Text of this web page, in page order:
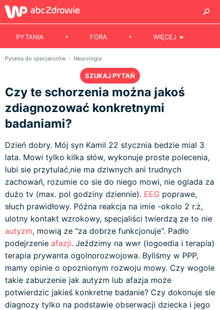
PYTANIA FORA WIĘCEJ
Pytania do specjalistów Neurologia
SZUKAJ PYTAŃ
Czy te schorzenia można jakoś
zdiagnozować konkretnymi
badaniami?
Dzień dobry. Mój syn Kamil 22 stycznia bedzie mial 3
lata. Mowi tylko kilka słów, wykonuje proste polecenia,
lubi sie przytulać,nie ma dziwnych ani trudnych
zachowań, rozumie co sie do niego mowi, nie oglada za
dużo tv (max. pol godziny dziennie). EEG poprawe,
słuch prawidłowy. Późna reakcja na imie -okolo 2 r.ż,
ulotny kontakt wzrokowy, specjaliści twierdzą ze to nie
autyzm, mowią ze "za dobrze funkcjonuje". Padło
podejrzenie afazji. Jeździmy na wwr (logoedia i terapia)
terapia prywanta ogolnorozwojowa. Byliśmy w PPP,
mamy opinie o opoznionym rozwoju mowy. Czy wogole
takie zaburzenie jak autyzm lub afazja może
potwierdzic jakieś konkretne badanie? Czy dokonuje sie
diagnozy tylko na podstawie obserwacji dziecka i jego